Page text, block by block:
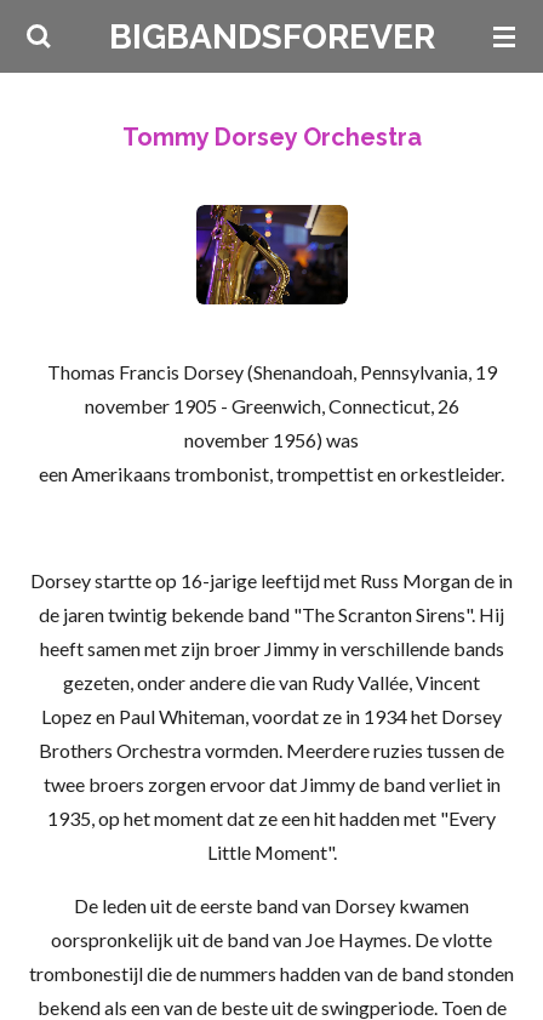
Ga
BIGBANDSFOREVER
Tommy Dorsey Orchestra
Thomas Francis Dorsey(Shenandoah, Pennsylvania, 19
november 1905- Greenwich,Connecticut, 26
november 1956) was
eenAmerikaans trombonist,trompettistenorkestleider.
Dorsey startte op 16-jarige leeftijd met Russ Morgande in
de jaren twintig bekende band "The Scranton Sirens". Hij
heeft samen met zijn broer Jimmy in verschillende bands
gezeten, onder andere die van Rudy Vallée,Vincent
Lopezen Paul Whiteman, voordat ze in 1934 het Dorsey
Brothers Orchestra vormden. Meerdere ruzies tussen de
twee broers zorgen ervoor dat Jimmy de band verliet in
1935, op het moment dat ze een hit hadden met "Every
Little Moment".
De leden uit de eerste band van Dorsey kwamen
oorspronkelijk uit de band van Joe Haymes. De vlotte
trombonestijl die de nummers hadden van de band stonden
bekend als een van de beste uit de swingperiode. Toen de